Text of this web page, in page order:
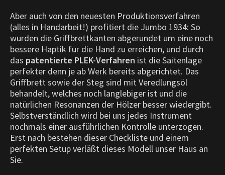
Aber auch von den neuesten Produktionsverfahren
(alles in Handarbeit!) profitiert die Jumbo 1934: So
wurden die Griffbrettkanten abgerundet um eine noch
bessere Haptik für die Hand zu erreichen, und durch
das patentierte PLEK-Verfahren ist die Saitenlage
perfekter denn je ab Werk bereits abgerichtet. Das
Griffbrett sowie der Steg sind mit Veredlungsöl
behandelt, welches noch langlebiger ist und die
natürlichen Resonanzen der Hölzer besser wiedergibt.
Selbstverständlich wird bei uns jedes Instrument
nochmals einer ausführlichen Kontrolle unterzogen.
Erst nach bestehen dieser Checkliste und einem
perfekten Setup verläßt dieses Modell unser Haus an
Sie.